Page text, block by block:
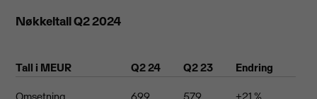
Nøkkeltall Q2 2024
Tall i MEUR Q2 24 Q2 23 Endring